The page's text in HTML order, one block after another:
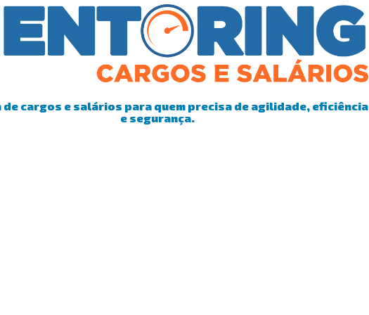
de cargos e salários para quem precisa de agilidade, eficiência
e segurança.